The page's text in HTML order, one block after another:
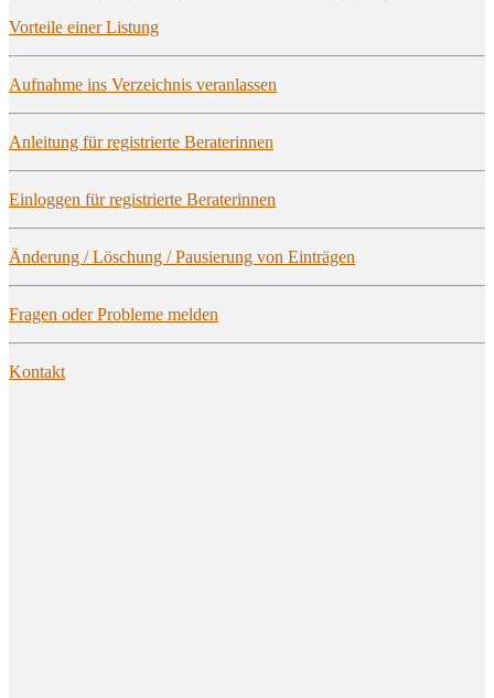
Vor­tei­le einer Listung
Auf­nah­me ins Ver­zeich­nis veranlassen
Anlei­tung für regis­trier­te Beraterinnen
Ein­log­gen für regis­trier­te Beraterinnen
Ände­rung / Löschung / Pau­sie­rung von Einträgen
Fra­gen oder Pro­ble­me melden
Kon­takt